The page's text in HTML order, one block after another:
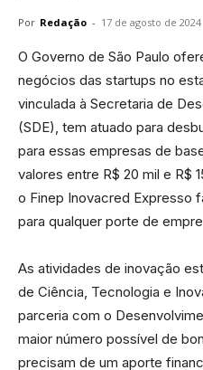
Por Redação - 17 de agosto de 2024
O Governo de São Paulo
negócios das startups no
vinculada à Secretaria de
(SDE), tem atuado para
para essas empresas de
valores entre R$ 20 mil e R$
o Finep Inovacred Expresso
para qualquer porte de
As atividades de inovação
de Ciência, Tecnologia e
parceria com o
maior número possível de
precisam de um aporte